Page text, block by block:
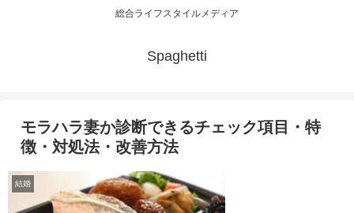
総合ライフスタイルメディア
Spaghetti
モラハラ妻か診断できるチェック項目・特
徴・対処法・改善方法
結婚